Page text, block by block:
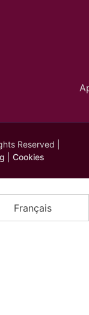
Reserved |
Cookies
Français